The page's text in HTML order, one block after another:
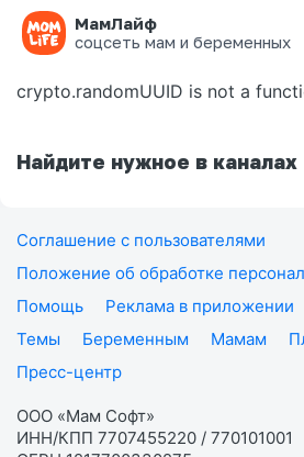
МамЛайф
соцсеть мам и беременных
Ошибка на странице
crypto.randomUUID is not a
Найдите нужное в каналах
Соглашение с пользователями
Положение об обработке
Помощь
Реклама в приложении
Темы
Беременным Мамам
Пресс-центр
ООО «Мам Софт»
ИНН/КПП 7707455220 / 770101001